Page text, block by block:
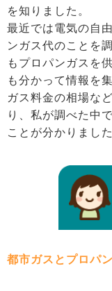
を知りました。
最近では電気の自
ンガス代のことを
もプロパンガスを
も分かって情報を
ガス料金の相場な
り、私が調べた中
ことが分かりました
都市ガスとプロパ